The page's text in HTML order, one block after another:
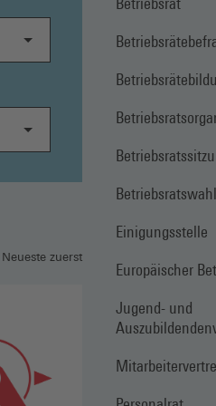
zuerst
Einigungsstelle
Europäischer
Jugend- und